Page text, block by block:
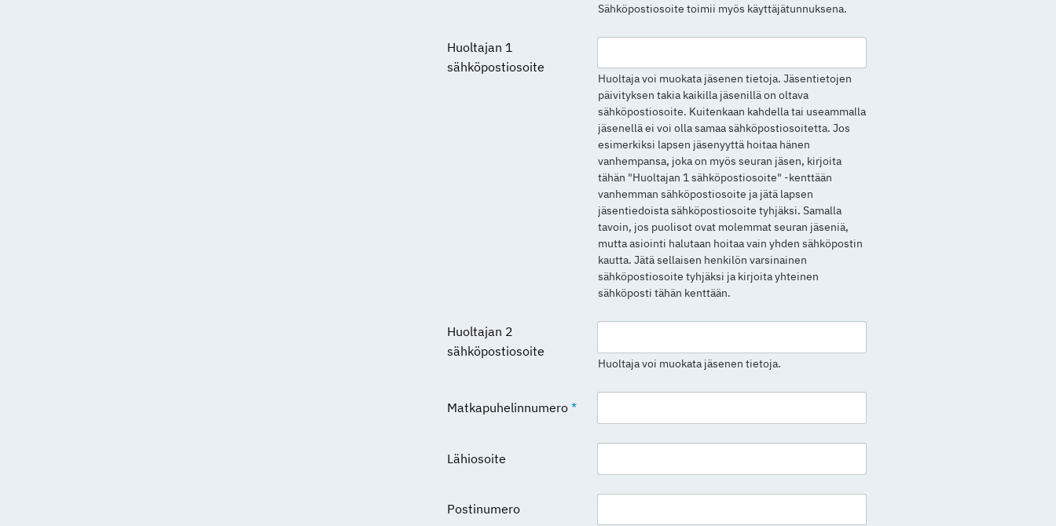
Sähköpostiosoite toimii myös käyttäjätunnuksena.
Huoltajan 1
sähköpostiosoite
Huoltaja voi muokata jäsenen tietoja. Jäsentietojen
päivityksen takia kaikilla jäsenillä on oltava
sähköpostiosoite. Kuitenkaan kahdella tai useammalla
jäsenellä ei voi olla samaa sähköpostiosoitetta. Jos
esimerkiksi lapsen jäsenyyttä hoitaa hänen
vanhempansa, joka on myös seuran jäsen, kirjoita
tähän "Huoltajan 1 sähköpostiosoite" -kenttään
vanhemman sähköpostiosoite ja jätä lapsen
jäsentiedoista sähköpostiosoite tyhjäksi. Samalla
tavoin, jos puolisot ovat molemmat seuran jäseniä,
mutta asiointi halutaan hoitaa vain yhden sähköpostin
kautta. Jätä sellaisen henkilön varsinainen
sähköpostiosoite tyhjäksi ja kirjoita yhteinen
sähköposti tähän kenttään.
Huoltajan 2
sähköpostiosoite
Huoltaja voi muokata jäsenen tietoja.
Matkapuhelinnumero*
Lähiosoite
Postinumero